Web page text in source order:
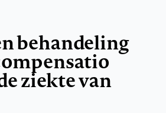
behandeling
ziekte van